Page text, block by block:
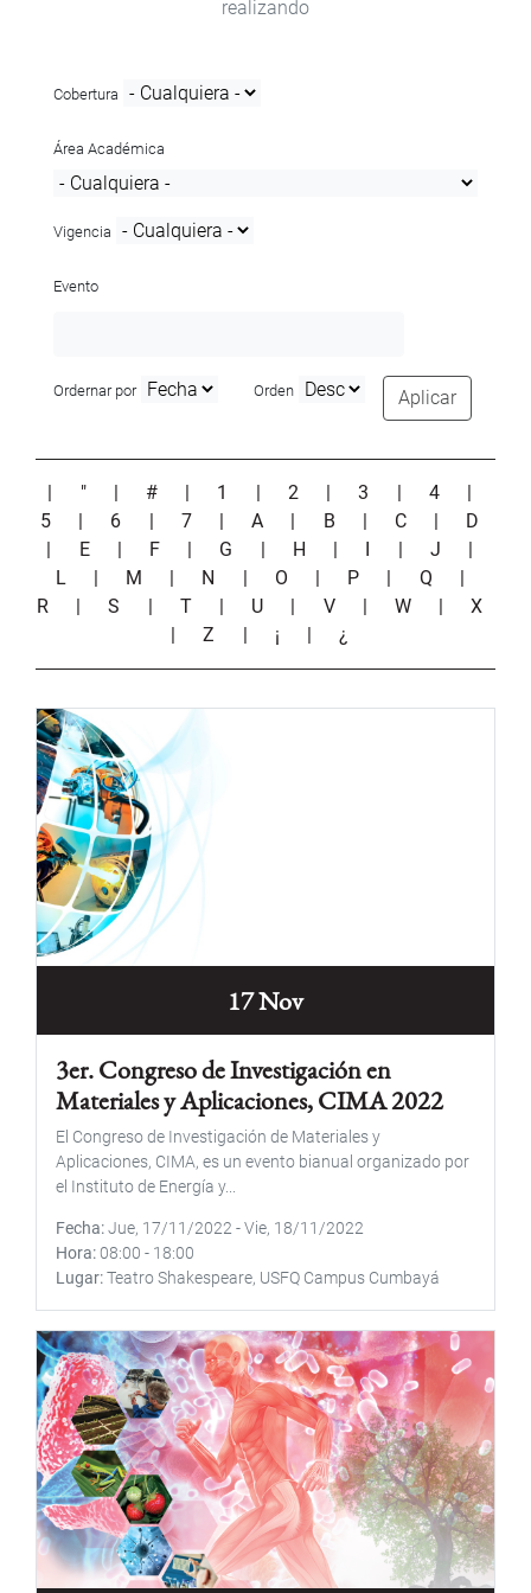
realizando
Cobertura
Área Académica
Vigencia
Evento
Ordernar por Orden Aplicar
| " | # | 1 | 2 |3 | 4
|
5
| 6 | 7 |A | B | C | D
| E | F | G | H | I | J
|
L
| M | N | O | P | Q
|
R
|S | T | U | V |W |X
|Z | ¡ |¿
17 Nov
3er. Congreso de Investigación en
Materiales y Aplicaciones, CIMA 2022
El Congreso de Investigación de Materiales y
Aplicaciones, CIMA, es un evento bianual organizado por
el Instituto de Energía y...
Fecha Jue, 17/11/2022-Vie, 18/11/2022
Hora 08:00 - 18:00
Lugar Teatro Shakespeare, USFQ Campus Cumbayá